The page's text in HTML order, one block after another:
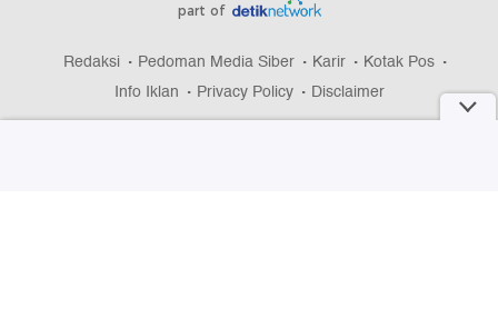
part of
Redaksi Pedoman Media Siber Karir
Kotak Pos
Info Iklan
Privacy Policy Disclaimer